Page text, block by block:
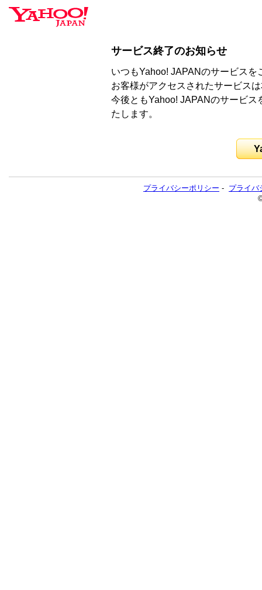
サービス終了のお知らせ
いつもYahoo! JAPANのサービス
お客様がアクセスされたサービス
今後ともYahoo! JAPANのサービ
たします。
プライバシーポリシー - プライバ